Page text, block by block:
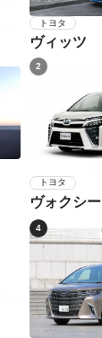
トヨタ
ヴィッツ
2
トヨタ
ヴォクシー
4